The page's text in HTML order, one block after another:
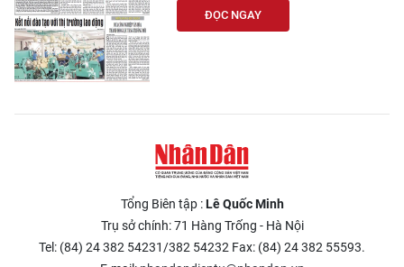
ĐỌC NGAY
Tổng Biên tập :Lê Quốc Minh
Trụ sở chính: 71 Hàng Trống - Hà Nội
Tel: (84) 24 382 54231/382 54232 Fax: (84) 24 382 55593.